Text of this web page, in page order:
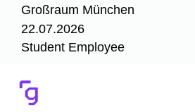
Großraum München
22.07.2026
Student Employee